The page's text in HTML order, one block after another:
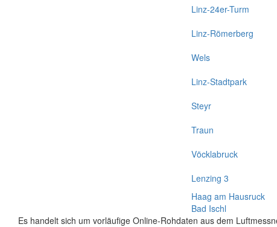
Linz-24er-Turm
Linz-Römerberg
Wels
Linz-Stadtpark
Steyr
Traun
Vöcklabruck
Lenzing 3
Haag am Hausruck
Bad Ischl
Es handelt sich um vorläufige Online-Rohdaten aus dem